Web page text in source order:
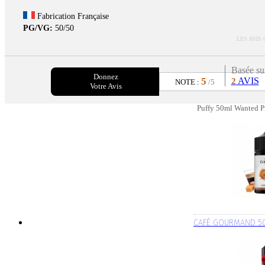
Fabrication Française
PG/VG: 50/50
LES AVIS
Donnez
Votre Avis
NOTE : 5 /5
Basée
2 AVIS
Puffy 50ml Wanted
CAFÉ GOURMAND